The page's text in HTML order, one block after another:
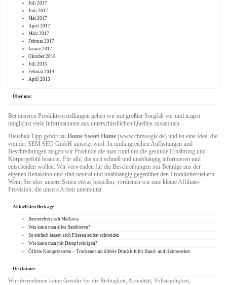
Juli 2017
Juni 2017
Mai 2017
April 2017
März 2017
Februar 2017
Januar 2017
Oktober 2016
Juli 2015
Februar 2014
April 2013
Über uns:
Bei unseren Produktvorstellungen gehen wir mit größter Sorgfalt vor und tragen
möglichst viele Informationen aus unterschiedlichen Quellen zusammen.
Haushalt Tipp gehört zu Home Sweet Home (www.chmoogle.de) und ist eine Idee, die
von der SEM SEO GmbH umsetzt wird. In umfangreichen Auflistungen und
Beschreibungen zeigen wir Produkte die man rund um die gesunde Ernährung und
Körpergefühl braucht. Für alle, die sich schnell und unabhängig informieren und
entscheiden wollen. Wir verwenden für die Beschreibungen nur Beiträge aus der
eigenen Redaktion und sind neutral und unabhängig gegenüber den Produktherstellern.
Wenn Sie über unsere Seiten etwas bestellen, verdienen wir eine kleine Affiliate-
Provision, die unsere Arbeit unterstützt.
Aktuellsten Beiträge:
Barrierefrei nach Mallorca
Was kann man alles flambieren?
So einfach lassen sich Fliesen selbst schneiden
Wie kann man mit Dampf reinigen?
Ölfreie Kompressoren – Trockene und ölfreie Druckluft für Hand- und Heimwerker
Disclaimer:
Wir übernehmen keine Gewähr für die Richtigkeit, Aktualität, Vollständigkeit,